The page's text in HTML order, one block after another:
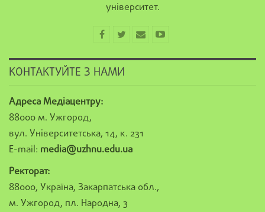
університет.
КОНТАКТУЙТЕ З НАМИ
Адреса Медіацентру:
88000 м. Ужгород,
вул. Університетська, 14, к. 231
E-mail: media@uzhnu.edu.ua
Ректорат:
88000, Україна, Закарпатська обл.,
м. Ужгород, пл. Народна, 3